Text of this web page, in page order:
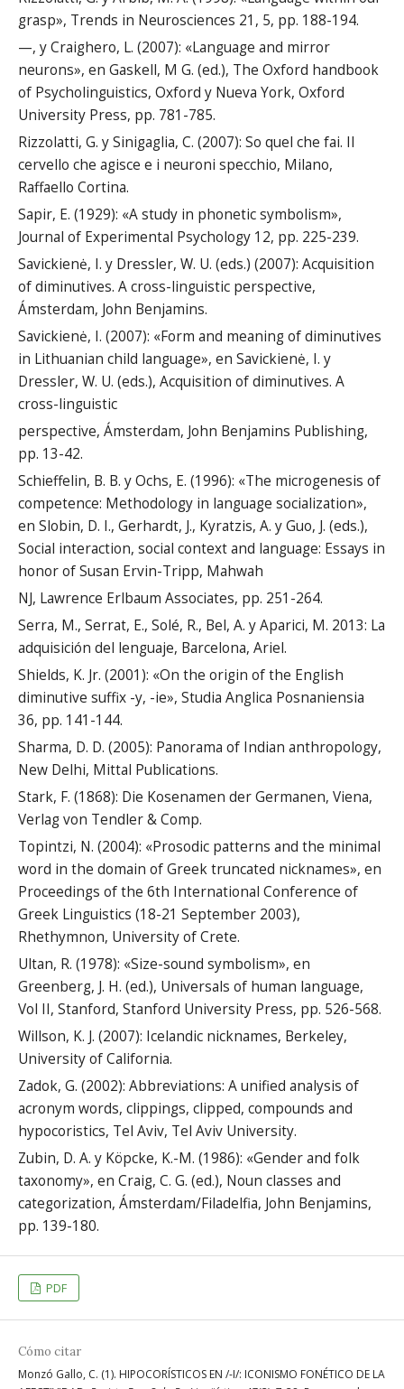
grasp», Trends in Neurosciences 21, 5, pp. 188-194.
—, y Craighero, L. (2007): «Language and mirror
neurons», en Gaskell, M G. (ed.), The Oxford handbook
of Psycholinguistics, Oxford y Nueva York, Oxford
University Press, pp. 781-785.
Rizzolatti, G. y Sinigaglia, C. (2007): So quel che fai. Il
cervello che agisce e i neuroni specchio, Milano,
Raffaello Cortina.
Sapir, E. (1929): «A study in phonetic symbolism»,
Journal of Experimental Psychology 12, pp. 225-239.
Savickienė, I. y Dressler, W. U. (eds.) (2007): Acquisition
of diminutives. A cross-linguistic perspective,
Ámsterdam, John Benjamins.
Savickienė, I. (2007): «Form and meaning of diminutives
in Lithuanian child language», en Savickienė, I. y
Dressler, W. U. (eds.), Acquisition of diminutives. A
cross-linguistic
perspective, Ámsterdam, John Benjamins Publishing,
pp. 13-42.
Schieffelin, B. B. y Ochs, E. (1996): «The microgenesis of
competence: Methodology in language socialization»,
en Slobin, D. I., Gerhardt, J., Kyratzis, A. y Guo, J. (eds.),
Social interaction, social context and language: Essays in
honor of Susan Ervin-Tripp, Mahwah
NJ, Lawrence Erlbaum Associates, pp. 251-264.
Serra, M., Serrat, E., Solé, R., Bel, A. y Aparici, M. 2013: La
adquisición del lenguaje, Barcelona, Ariel.
Shields, K. Jr. (2001): «On the origin of the English
diminutive suffix -y, -ie», Studia Anglica Posnaniensia
36, pp. 141-144.
Sharma, D. D. (2005): Panorama of Indian anthropology,
New Delhi, Mittal Publications.
Stark, F. (1868): Die Kosenamen der Germanen, Viena,
Verlag von Tendler & Comp.
Topintzi, N. (2004): «Prosodic patterns and the minimal
word in the domain of Greek truncated nicknames», en
Proceedings of the 6th International Conference of
Greek Linguistics (18-21 September 2003),
Rhethymnon, University of Crete.
Ultan, R. (1978): «Size-sound symbolism», en
Greenberg, J. H. (ed.), Universals of human language,
Vol II, Stanford, Stanford University Press, pp. 526-568.
Willson, K. J. (2007): Icelandic nicknames, Berkeley,
University of California.
Zadok, G. (2002): Abbreviations: A unified analysis of
acronym words, clippings, clipped, compounds and
hypocoristics, Tel Aviv, Tel Aviv University.
Zubin, D. A. y Köpcke, K.-M. (1986): «Gender and folk
taxonomy», en Craig, C. G. (ed.), Noun classes and
categorization, Ámsterdam/Filadelfia, John Benjamins,
pp. 139-180.
PDF
Cómo citar
Monzó Gallo, C. (1). HIPOCORÍSTICOS EN /-I/: ICONISMO FONÉTICO DE LA